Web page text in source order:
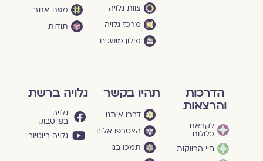
צוות גלויה
מרכז גלויה
מילון מושגים
מפת אתר
תודות
הדרכות
והרצאות
לקראת
כלולות
חיי הרווקות
תהיו בקשר
דברו איתנו
הצטרפו אלינו
תמכו בנו
גלויה ברשת
גלויה
בפייסבוק
גלויה ביוטיוב